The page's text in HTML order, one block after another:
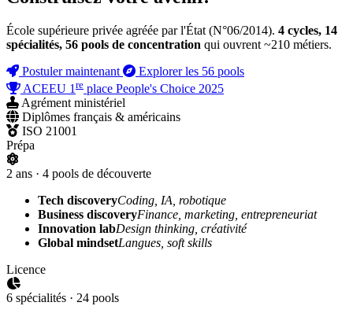
École supérieure privée agréée par l'État (N°06/2014). 4 cycles, 14
spécialités, 56 pools de concentration qui ouvrent ~210 métiers.
Postuler maintenant
Explorer les 56 pools
ACEEU 1 re place People's Choice 2025
Agrément ministériel
Diplômes français & américains
ISO 21001
Prépa
2 ans · 4 pools de découverte
Tech discoveryCoding, IA, robotique
Business discoveryFinance, marketing, entrepreneuriat
Innovation labDesign thinking, créativité
Global mindsetLangues, soft skills
Licence
6 spécialités · 24 pools